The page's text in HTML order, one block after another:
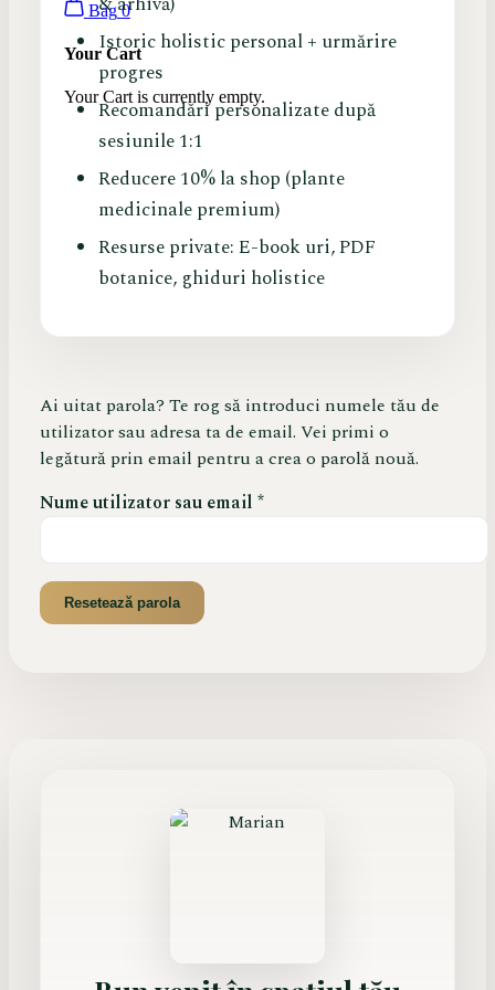
Bag 0
Your Cart
Your Cart is currently empty.
Istoric holistic personal + urmărire
progres
Recomandări personalizate după
sesiunile 1:1
Reducere 10% la shop (plante
medicinale premium)
Resurse private: E-book uri, PDF
botanice, ghiduri holistice
Ai uitat parola? Te rog să introduci numele tău de
utilizator sau adresa ta de email. Vei primi o
legătură prin email pentru a crea o parolă nouă.
Nume utilizator sau email *Obligatoriu
Resetează parola